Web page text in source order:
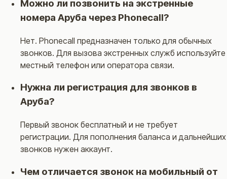
Можно ли позвонить на экстренные
номера Аруба через Phonecall?
Нет. Phonecall предназначен только для обычных
звонков. Для вызова экстренных служб используйте
местный телефон или оператора связи.
Нужна ли регистрация для звонков в
Аруба?
Первый звонок бесплатный и не требует
регистрации. Для пополнения баланса и дальнейших
звонков нужен аккаунт.
Чем отличается звонок на мобильный от